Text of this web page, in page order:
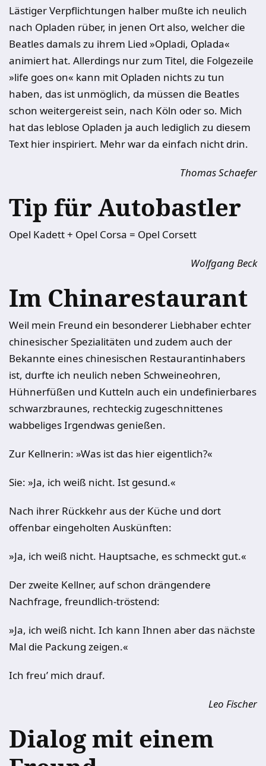
Lästiger Verpflichtungen halber mußte ich neulich
nach Opladen rüber, in jenen Ort also, welcher die
Beatles damals zu ihrem Lied »Opladi, Oplada«
animiert hat. Allerdings nur zum Titel, die Folgezeile
»life goes on« kann mit Opladen nichts zu tun
haben, das ist unmöglich, da müssen die Beatles
schon weitergereist sein, nach Köln oder so. Mich
hat das leblose Opladen ja auch lediglich zu diesem
Text hier inspiriert. Mehr war da einfach nicht drin.
Thomas Schaefer
Tip für Autobastler
Opel Kadett + Opel Corsa = Opel Corsett
Wolfgang Beck
Im Chinarestaurant
Weil mein Freund ein besonderer Lieb­haber echter
chinesischer Spezialitäten und zudem auch der
Bekannte eines chinesischen Restaurantinhabers
ist, durfte ich neulich neben Schweineohren,
Hühnerfüßen und Kutteln auch ein undefinierbares
schwarzbraunes, rechteckig zugeschnittenes
wabbeliges Irgendwas genießen.
Zur Kellnerin: »Was ist das hier eigent­lich?«
Sie: »Ja, ich weiß nicht. Ist gesund.«
Nach ihrer Rückkehr aus der Küche und dort
offenbar eingeholten Auskünften:
»Ja, ich weiß nicht. Hauptsache, es schmeckt gut.«
Der zweite Kellner, auf schon drängendere
Nachfrage, freundlich-tröstend:
»Ja, ich weiß nicht. Ich kann Ihnen aber das nächste
Mal die Packung zeigen.«
Ich freu’ mich drauf.
Leo Fischer
Dialog mit einem